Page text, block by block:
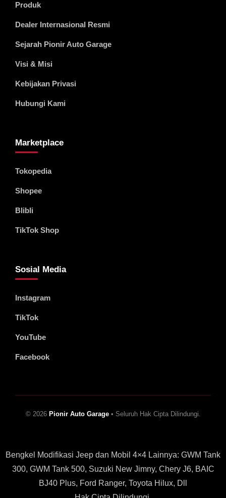
Produk
Dealer Internasional Resmi
Sejarah Pionir Auto Garage
Visi & Misi
Kebijakan Privasi
Hubungi Kami
Marketplace
Tokopedia
Shopee
Blibli
TikTok Shop
Sosial Media
Instagram
TikTok
YouTube
Facebook
© 2026 Pionir Auto Garage• Seluruh Hak Cipta Dilindungi.
Bengkel Modifikasi Jeep dan Mobil 4×4 Lainnya: GWM Tank
300, GWM Tank 500, Suzuki New Jimny, Chery J6, BAIC
BJ40 Plus, Ford Ranger, Toyota Hilux, Dll